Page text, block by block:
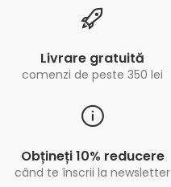
Livrare gratuită
comenzi de peste 350 lei
Obțineți 10% reducere
când te înscrii la newsletter